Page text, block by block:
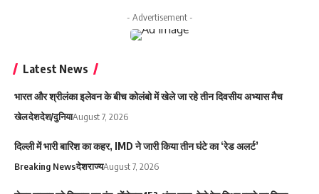
- Advertisement -
Latest News
भारत और श्रीलंका इलेवन के बीच कोलंबो में खेले जा रहे तीन दिवसीय अभ्यास मैच
खेलदेशदेश/दुनियाAugust 7, 2026
दिल्ली में भारी बारिश का कहर, IMD ने जारी किया तीन घंटे का ‘रेड अलर्ट’
Breaking Newsदेशराज्यAugust 7, 2026